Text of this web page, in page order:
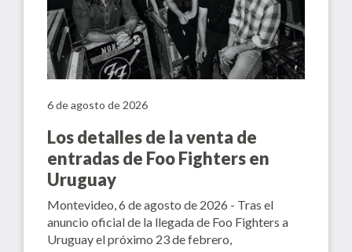
6 de agosto de 2026
Los detalles de la venta de
entradas de Foo Fighters en
Uruguay
Montevideo, 6 de agosto de 2026 - Tras el
anuncio oficial de la llegada de Foo Fighters a
Uruguay el próximo 23 de febrero,